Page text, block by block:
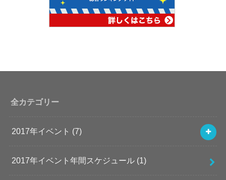
全カテゴリー
2017年イベント (7)
2017年イベント年間スケジュール (1)